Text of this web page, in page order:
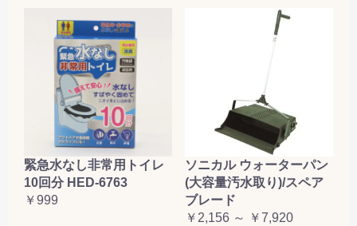
緊急水なし非常用トイレ
10回分 HED-6763
￥999
ソニカル ウォーターパン
(大容量汚水取り)/スペア
ブレード
￥2,156 ～ ￥7,920